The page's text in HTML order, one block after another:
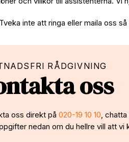
Tveka inte att ringa eller maila oss
RÅDGIVNING
oss
oss direkt på 020-19 10 10 ,
nedan om du hellre vill att vi